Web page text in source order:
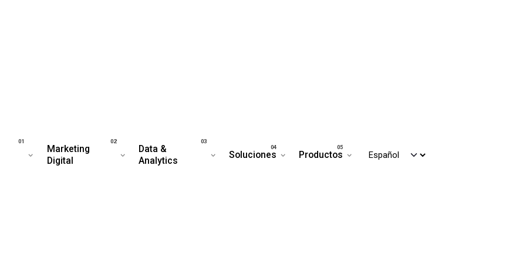
Marketing
Digital
Data &
Analytics
Soluciones Productos